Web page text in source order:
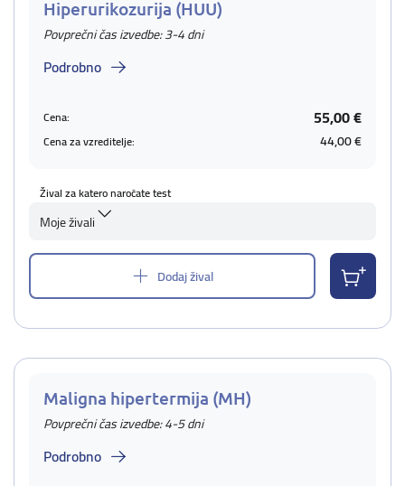
Hiperurikozurija (HUU)
Povprečni čas izvedbe: 3-4 dni
Podrobno
Cena: 55,00 €
Cena za vzreditelje: 44,00 €
Žival za katero naročate test
Moje živali
Dodaj žival
Maligna hipertermija (MH)
Povprečni čas izvedbe: 4-5 dni
Podrobno